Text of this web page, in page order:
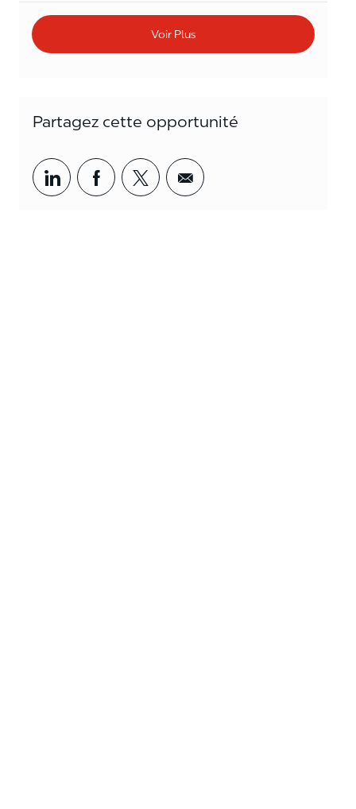
Voir Plus
Partagez cette opportunité
Partager par LinkedIn
Partager par Facebook
<span<span